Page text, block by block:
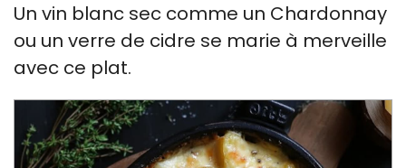
Un vin blanc sec comme un Chardonnay
ou un verre de cidre se marie à merveille
avec ce plat.